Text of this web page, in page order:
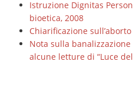
Istruzione Dignitas
bioetica, 2008
Chiarificazione
Nota sulla
alcune letture di “Luce